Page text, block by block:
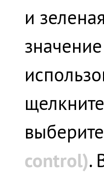
и
control).